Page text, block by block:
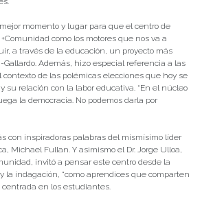
momento y lugar para que el centro de
como los motores que nos va a
a través de la educación, un proyecto más
Gallardo. Además, hizo especial referencia a las
contexto de las polémicas elecciones que hoy se
su relación con la labor educativa. “En el núcleo
la democracia. No podemos darla por
con inspiradoras palabras del mismísimo líder
Michael Fullan. Y asimismo el Dr. Jorge Ulloa,
invitó a pensar este centro desde la
la indagación, “como aprendices que comparten
en los estudiantes.